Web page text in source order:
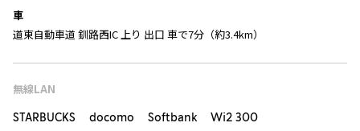
車
道東自動車道 釧路西IC 上り 出口 車で7分（約3.4km）
無線LAN
STARBUCKS docomo Softbank Wi2 300